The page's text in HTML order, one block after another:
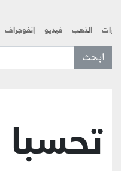
إنفوجراف فيديو الذهب
تحسبا